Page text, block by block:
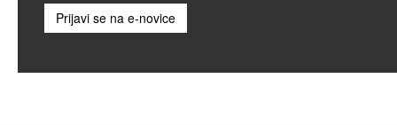
Prijavi se na e-novice